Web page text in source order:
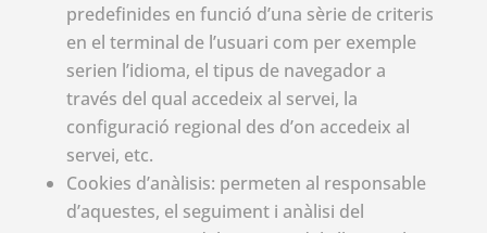
predefinides en funció d’una sèrie de criteris
en el terminal de l’usuari com per exemple
serien l’idioma, el tipus de navegador a
través del qual accedeix al servei, la
configuració regional des d’on accedeix al
servei, etc.
Cookies d’anàlisis: permeten al responsable
d’aquestes, el seguiment i anàlisi del